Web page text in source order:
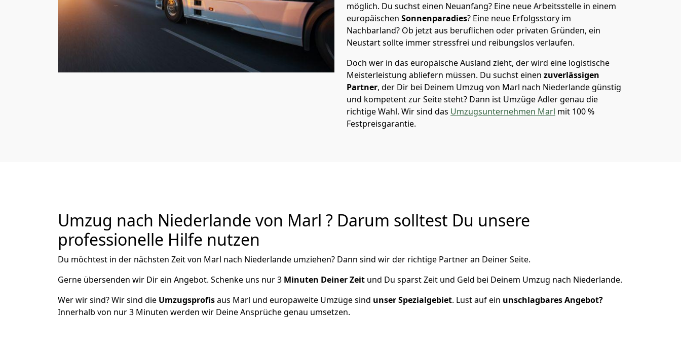
möglich. Du suchst einen Neuanfang? Eine neue Arbeitsstelle in einem
europäischen Sonnenparadies? Eine neue Erfolgsstory im
Nachbarland? Ob jetzt aus beruflichen oder privaten Gründen, ein
Neustart sollte immer stressfrei und reibungslos verlaufen.
Doch wer in das europäische Ausland zieht, der wird eine logistische
Meisterleistung abliefern müssen. Du suchst einen zuverlässigen
Partner, der Dir bei Deinem Umzug von Marl nach Niederlande günstig
und kompetent zur Seite steht? Dann ist Umzüge Adlergenau die
richtige Wahl. Wir sind das Umzugsunternehmen Marl mit 100 %
Festpreisgarantie.
Umzug nach Niederlande von Marl ? Darum solltest Du unsere
professionelle Hilfe nutzen
Du möchtest in der nächsten Zeit von Marl nach Niederlande umziehen? Dann sind wir der richtige Partner an Deiner Seite.
Gerne übersenden wir Dir ein Angebot. Schenke uns nur3 Minuten Deiner Zeit und Du sparst Zeit und Geld bei Deinem Umzug nach Niederlande.
Wer wir sind? Wir sind die Umzugsprofisaus Marl und europaweite Umzüge sind unser Spezialgebiet. Lust auf ein unschlagbares Angebot?
Innerhalb von nur3 Minuten werden wir Deine Ansprüche genau umsetzen.